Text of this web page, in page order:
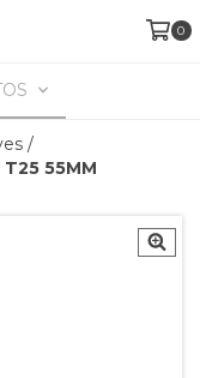
0
/
T25 55MM